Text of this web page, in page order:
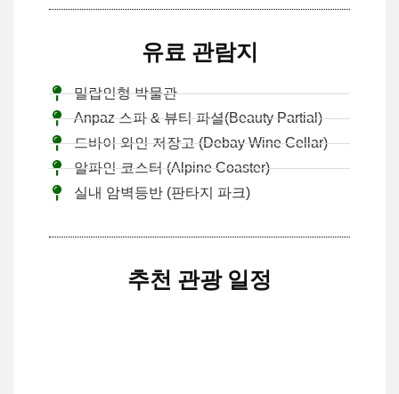
유료 관람지
밀랍인형 박물관
Anpaz 스파 & 뷰티 파셜(Beauty Partial)
드바이 와인 저장고 (Debay Wine Cellar)
알파인 코스터 (Alpine Coaster)
실내 암벽등반 (판타지 파크)
추천 관광 일정